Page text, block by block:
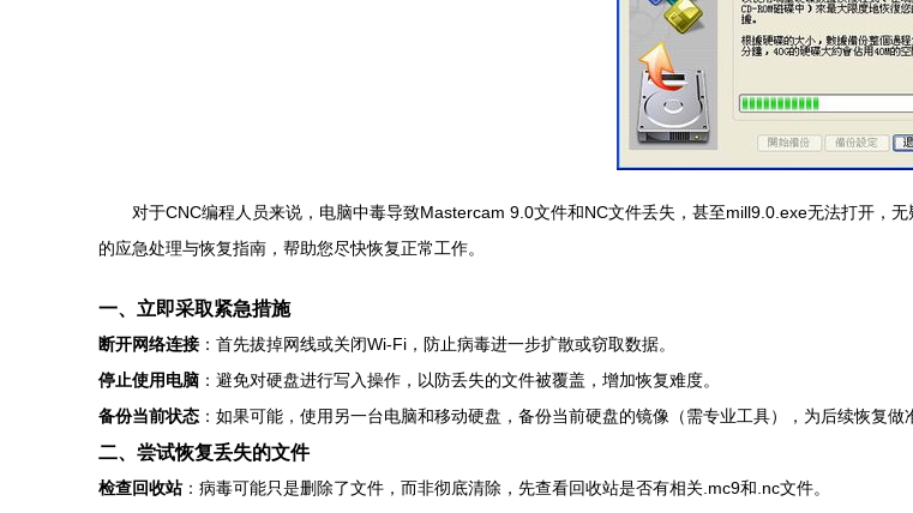
对于CNC编程人员来说，电脑中毒导致Mastercam 9.0文件和NC文件丢失，甚至mill9.0.exe无法打开，
的应急处理与恢复指南，帮助您尽快恢复正常工作。
一、立即采取紧急措施
断开网络连接 ：首先拔掉网线或关闭Wi-Fi，防止病毒进一步扩散或窃取数据。
停止使用电脑 ：避免对硬盘进行写入操作，以防丢失的文件被覆盖，增加恢复难度。
备份当前状态 ：如果可能，使用另一台电脑和移动硬盘，备份当前硬盘的镜像（需专业工具），为后续恢复做
二、尝试恢复丢失的文件
检查回收站：病毒可能只是删除了文件，而非彻底清除，先查看回收站是否有相关.mc9和.nc文件。